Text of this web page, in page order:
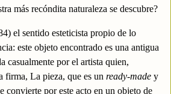
más recóndita naturaleza se descubre?
el sentido esteticista propio de lo
este objeto encontrado es una antigua
casualmente por el artista quien,
firma, La pieza, que es un ready-made y
convierte por este acto en un objeto de